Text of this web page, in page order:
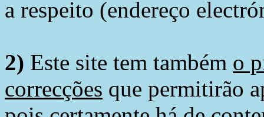
a respeito (endereço
2) Este site tem também o
correcções que permitirão